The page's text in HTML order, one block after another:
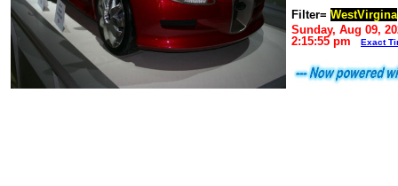
Filter= WestVirgina
Sunday, Aug 09,
2:15:55 pm
Exact